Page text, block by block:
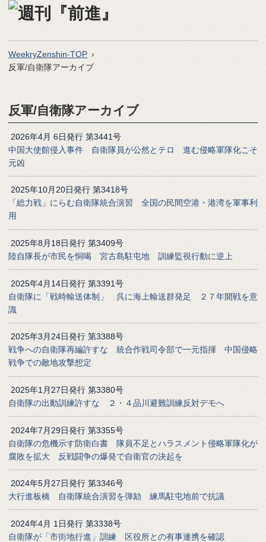
WeekryZenshin-TOP
反軍/自衛隊アーカイブ
反軍/自衛隊アーカイブ
2026年4月 6日発行 第3441号
中国大使館侵入事件 自衛隊員が公然とテロ 進む侵略軍隊化こそ
元凶
2025年10月20日発行 第3418号
「総力戦」にらむ自衛隊統合演習 全国の民間空港・港湾を軍事利
用
2025年8月18日発行 第3409号
陸自隊長が市民を恫喝 宮古島駐屯地 訓練監視行動に逆上
2025年4月14日発行 第3391号
自衛隊に「戦時輸送体制」 呉に海上輸送群発足 ２７年開戦を意
識
2025年3月24日発行 第3388号
戦争への自衛隊再編許すな 統合作戦司令部で一元指揮 中国侵略
戦争での敵地攻撃想定
2025年1月27日発行 第3380号
自衛隊の出動訓練許すな ２・４品川避難訓練反対デモへ
2024年7月29日発行 第3355号
自衛隊の危機示す防衛白書 隊員不足とハラスメント侵略軍隊化が
腐敗を拡大 反戦闘争の爆発で自衛官の決起を
2024年5月27日発行 第3346号
大行進板橋 自衛隊統合演習を弾劾 練馬駐屯地前で抗議
2024年4月 1日発行 第3338号
自衛隊が「市街地行進」訓練 区役所との有事連携を確認